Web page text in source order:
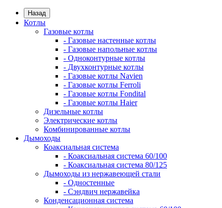
Назад
Котлы
Газовые котлы
- Газовые настенные котлы
- Газовые напольные котлы
- Одноконтурные котлы
- Двухконтурные котлы
- Газовые котлы Navien
- Газовые котлы Ferroli
- Газовые котлы Fondital
- Газовые котлы Haier
Дизельные котлы
Электрические котлы
Комбинированные котлы
Дымоходы
Коаксиальная система
- Коаксиальная система 60/100
- Коаксиальная система 80/125
Дымоходы из нержавеющей стали
- Одностенные
- Сэндвич нержавейка
Конденсационная система